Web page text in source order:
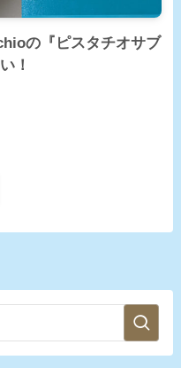
の『ピスタチオサブ
！